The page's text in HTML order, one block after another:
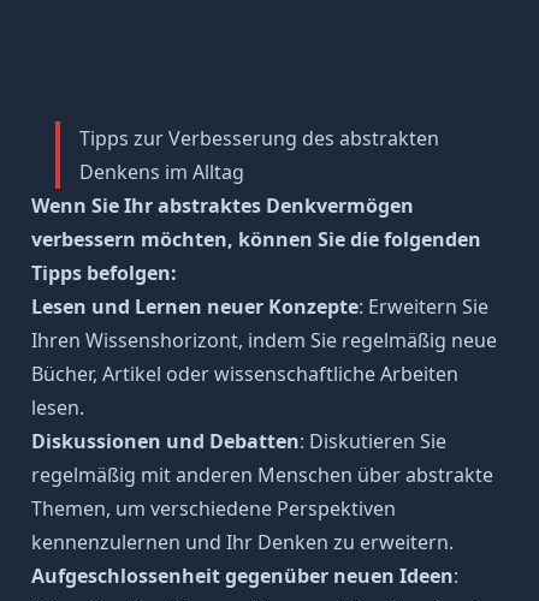
Tipps zur Verbesserung des abstrakten
Denkens im Alltag
Wenn Sie Ihr abstraktes Denkvermögen
verbessern möchten, können Sie die folgenden
Tipps befolgen:
Lesen und Lernen neuer Konzepte: Erweitern Sie
Ihren Wissenshorizont, indem Sie regelmäßig neue
Bücher, Artikel oder wissenschaftliche Arbeiten
lesen.
Diskussionen und Debatten: Diskutieren Sie
regelmäßig mit anderen Menschen über abstrakte
Themen, um verschiedene Perspektiven
kennenzulernen und Ihr Denken zu erweitern.
Aufgeschlossenheit gegenüber neuen Ideen: